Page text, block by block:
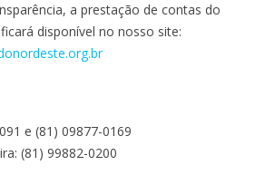
a prestação de contas do
disponível no nosso site:
e (81) 09877-0169
(81) 99882-0200